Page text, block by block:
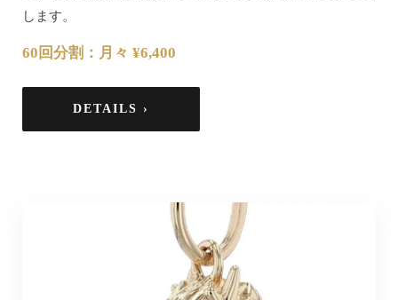
します。
60回分割：月々 ¥6,400
DETAILS ›